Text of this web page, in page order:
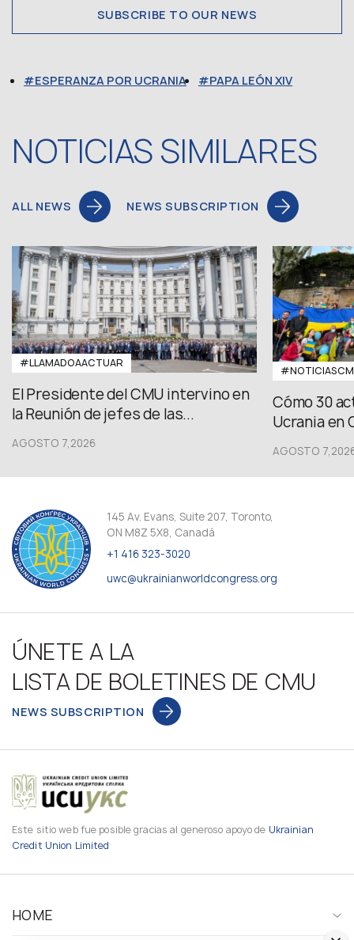
SUBSCRIBE TO OUR NEWS
ESPERANZA POR UCRANIA PAPA LEÓN XIV
NOTICIAS SIMILARES
ALL NEWS NEWS SUBSCRIPTION
#LLAMADOAACTUAR
El Presidente del CMU intervino en
la Reunión de jefes de las...
AGOSTO 7,2026
Cómo 30
Ucrania en
AGOSTO
145 Av. Evans, Suite 207, Toronto,
ON M8Z 5X8, Canadá
+1 416 323-3020
uwc@ukrainianworldcongress.org
ÚNETE A LA
LISTA DE BOLETINES DE CMU
NEWS SUBSCRIPTION
Este sitio web fue posible gracias al generoso apoyo de Ukrainian
Credit Union Limited
HOME